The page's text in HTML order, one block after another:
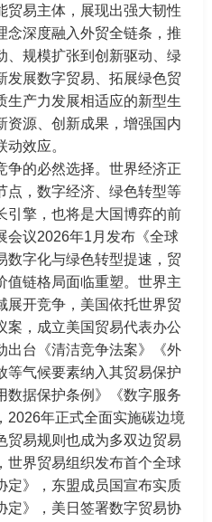
贸易主体，展现出强大韧性
念深度融入外贸全链条，推
、规模扩张到创新驱动、绿
发展数字贸易、拓展绿色贸
生产力发展相适应的新型生
资源、创新成果，增强国内
效应。
争的必然选择。世界经济正
点，数字经济、绿色转型等
引擎，也将是大国博弈的前
会议2026年1月发布《全球
数字化与绿色转型提速，贸
值链格局面临重塑。世界主
展开竞争，美国依托世界贸
案，成立美国贸易代表办公
出台《清洁竞争法案》《外
等气候要素纳入其贸易保护
数据保护条例》《数字服务
2026年正式全面实施碳边境
贸易规则也成为多双边贸易
世界贸易组织发布首个全球
定》，东盟成员国宣布实质
定》，美日签署数字贸易协